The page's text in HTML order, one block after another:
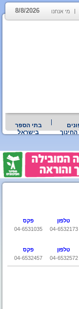
מי אנחנו 8/8/2026
בתי הספר
בישראל
טלפון
פקס
04-6532173
04-6531035
טלפון
פקס
04-6532572
04-6532457